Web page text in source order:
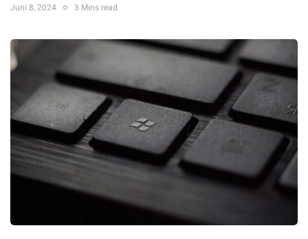
Juni 8, 2024 3 Mins read